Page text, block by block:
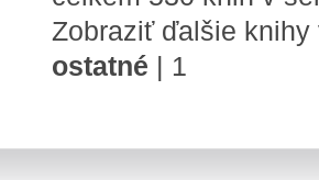
Zobraziť ďalšie
ostatné | 1